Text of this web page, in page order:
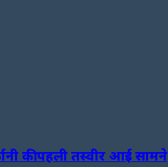
की पहली तस्वीर आई सामने